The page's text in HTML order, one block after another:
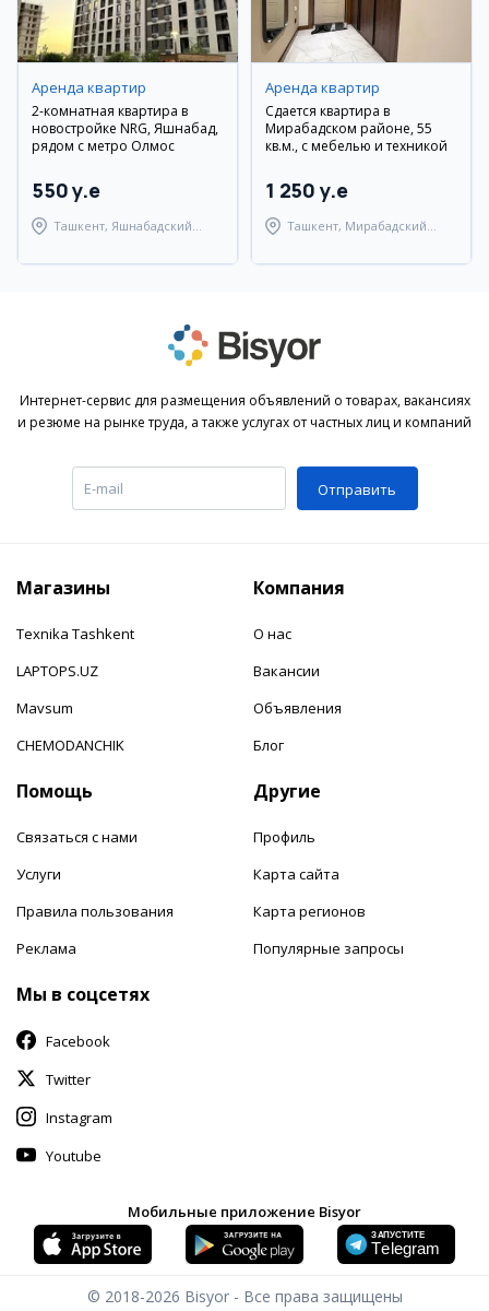
Аренда квартир
2-комнатная квартира в
новостройке NRG, Яшнабад,
рядом с метро Олмос
550 y.e
Ташкент, Яшнабадский
Аренда квартир
Сдается квартира в
Мирабадском районе, 55
кв.м., с мебелью и техникой
1 250 y.e
Ташкент, Мирабадский
Интернет-сервис для размещения объявлений о товарах, вакансиях
и резюме на рынке труда, а также услугах от частных лиц и компаний
Отправить
Магазины
Texnika Tashkent
LAPTOPS.UZ
Mavsum
CHEMODANCHIK
Компания
О нас
Вакансии
Объявления
Блог
Помощь
Связаться с нами
Услуги
Правила пользования
Реклама
Другие
Профиль
Карта сайта
Карта регионов
Популярные запросы
Мы в соцсетях
Facebook
Twitter
Instagram
Youtube
Мобильные приложение Bisyor
© 2018-2026 Bisyor - Все права защищены